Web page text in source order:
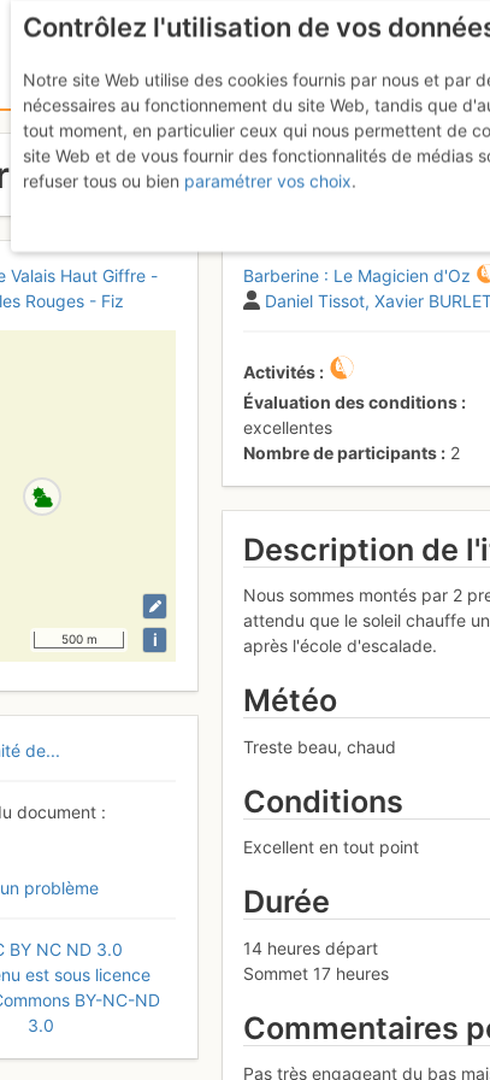
: Le Magicien d'Oz
Valais Haut Giffre -
Rouges - Fiz
500 m i
de...
document
problème
BY NC ND 3.0
est sous licence
BY-NC-ND
3.0
Barberine : Le Magicien d'Oz
Daniel Tissot Xavier
Activités
Évaluation des conditions
excellentes
Nombre de participants
2
Description de
Nous sommes montés par 2
attendu que le soleil chauffe
après l'école d'escalade.
Météo
Treste beau, chaud
Conditions
Excellent en tout point
Durée
14 heures départ
Sommet 17 heures
Commentaires
Pas très engageant du bas
Contrôlez l'utilisation de vos
Notre site Web utilise des cookies fournis par nous et par
nécessaires au fonctionnement du site Web, tandis que
tout moment, en particulier ceux qui nous permettent de
site Web et de vous fournir des fonctionnalités de médias
refuser tous ou bien paramétrer vos choix.